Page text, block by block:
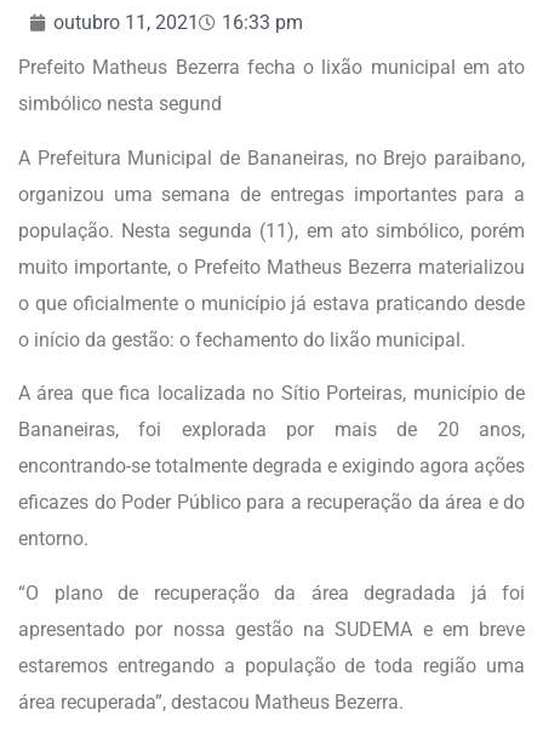
outubro 11, 2021
16:33 pm
Prefeito Matheus Bezerra fecha o lixão municipal em ato
simbólico nesta segund
A Prefeitura Municipal de Bananeiras, no Brejo paraibano,
organizou uma semana de entregas importantes para a
população. Nesta segunda (11), em ato simbólico, porém
muito importante, o Prefeito Matheus Bezerra materializou
o que oficialmente o município já estava praticando desde
o início da gestão: o fechamento do lixão municipal.
A área que fica localizada no Sítio Porteiras, município de
Bananeiras, foi explorada por mais de 20 anos,
encontrando-se totalmente degrada e exigindo agora ações
eficazes do Poder Público para a recuperação da área e do
entorno.
“O plano de recuperação da área degradada já foi
apresentado por nossa gestão na SUDEMA e em breve
estaremos entregando a população de toda região uma
área recuperada”, destacou Matheus Bezerra.